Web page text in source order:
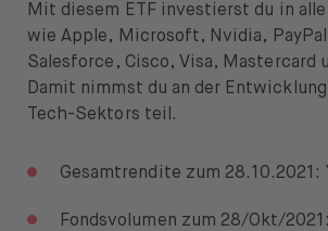
Mit diesem ETF investierst du in alle
wie Apple, Microsoft, Nvidia,
Salesforce, Cisco, Visa, Mastercard
Damit nimmst du an der
Tech-Sektors teil.
Gesamtrendite zum 28.10.2021:
Fondsvolumen zum 28/Okt/